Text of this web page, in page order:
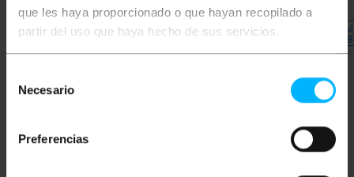
que les haya proporcionado o que hayan recopilado a
partir del uso que haya hecho de sus servicios.
Necesario
Preferencias
Od 8 do 9 dni roboczych
REF:
Ilość
REF: RU071
DAJ MI ZNAĆ, KIEDY
BĘDZIE ZAPAS
Słowa kluczowe